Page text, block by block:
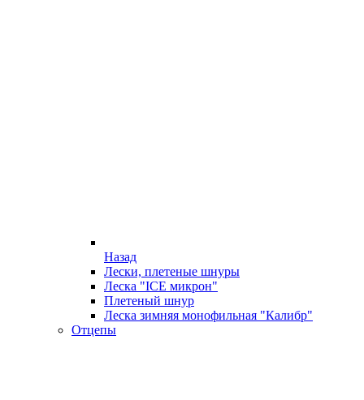
Назад
Лески, плетеные шнуры
Леска "ICE микрон"
Плетеный шнур
Леска зимняя монофильная "Калибр"
Отцепы